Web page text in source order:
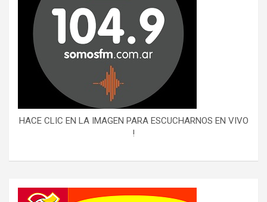
HACE CLIC EN LA IMAGEN PARA ESCUCHARNOS EN VIVO
!